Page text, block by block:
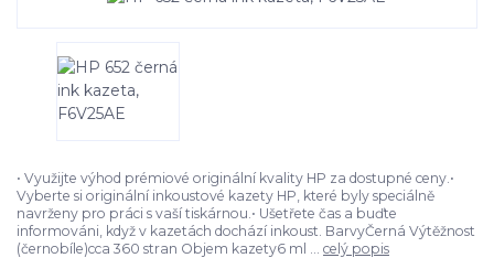
• Využijte výhod prémiové originální kvality HP za dostupné ceny.•
Vyberte si originální inkoustové kazety HP, které byly speciálně
navrženy pro práci s vaší tiskárnou.• Ušetřete čas a buďte
informováni, když v kazetách dochází inkoust. BarvyČerná Výtěžnost
(černobíle)cca 360 stran Objem kazety6 ml ... celý popis